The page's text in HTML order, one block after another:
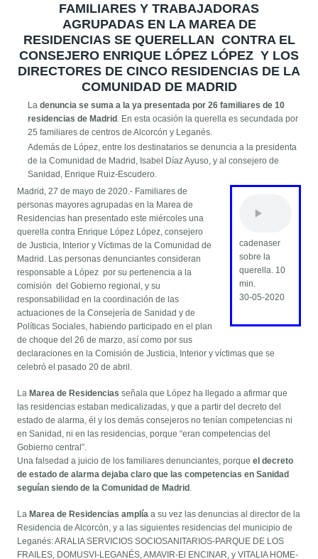
FAMILIARES Y TRABAJADORAS
AGRUPADAS EN LA MAREA DE
RESIDENCIAS SE QUERELLAN CONTRA EL
CONSEJERO ENRIQUE LÓPEZ LÓPEZ Y LOS
DIRECTORES DE CINCO RESIDENCIAS DE LA
COMUNIDAD DE MADRID
Ladenuncia se suma a la ya presentada por 26 familiares de 10
residencias de Madrid . En esta ocasión la querella es secundada por
25 familiares de centros de Alcorcón y Leganés.
Además de López, entre los destinatarios se denuncia a la presidenta
de la Comunidad de Madrid, Isabel Díaz Ayuso, y al consejero de
Sanidad, Enrique Ruiz-Escudero.
cadenaser
sobre la
querella. 10
min.
30-05-2020
Madrid, 27 de mayo de 2020.- Familiares de
personas mayores agrupadas en la Marea de
Residencias han presentado este miércoles una
querella contra Enrique López López, consejero
de Justicia, Interior y Víctimas de la Comunidad de
Madrid. Las personas denunciantes consideran
responsable a López por su pertenencia a la
comisión del Gobierno regional, y su
responsabilidad en la coordinación de las
actuaciones de la Consejería de Sanidad y de
Políticas Sociales, habiendo participado en el plan
de choque del 26 de marzo, así como por sus
declaraciones en la Comisión de Justicia, Interior y víctimas que se
celebró el pasado 20 de abril.
La Marea de Residencias señala que López ha llegado a afirmar que
las residencias estaban medicalizadas, y que a partir del decreto del
estado de alarma, él y los demás consejeros no tenían competencias ni
en Sanidad, ni en las residencias, porque “eran competencias del
Gobierno central”.
Una falsedad a juicio de los familiares denunciantes, porqueel decreto
de estado de alarma dejaba claro que las competencias en Sanidad
seguían siendo de la Comunidad de Madrid .
La Marea de Residencias amplía a su vez las denuncias al director de la
Residencia de Alcorcón, y a las siguientes residencias del municipio de
Leganés: ARALIA SERVICIOS SOCIOSANITARIOS-PARQUE DE LOS
FRAILES, DOMUSVI-LEGANÉS, AMAVIR-El ENCINAR, y VITALIA HOME-